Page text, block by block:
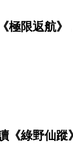
極限返航
《綠野仙蹤